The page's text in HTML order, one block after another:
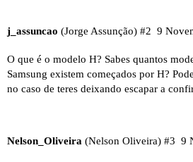
j_assuncao (Jorge Assunção) 9
#2
O que é o modelo H? Sabes quantos
Samsung existem começados por H?
no caso de teres deixando escapar a
Nelson_Oliveira (Nelson Oliveira) 9
#3